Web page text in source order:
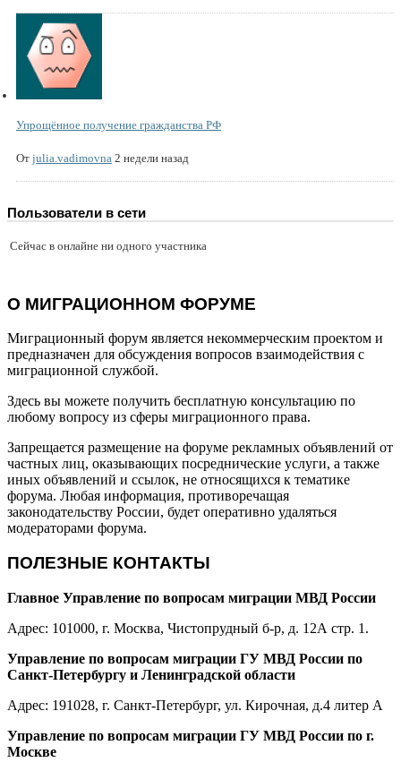
Упрощённое получение гражданства РФ
От julia.vadimovna 2 недели назад
Пользователи в сети
Сейчас в онлайне ни одного участника
О МИГРАЦИОННОМ ФОРУМЕ
Миграционный форум является некоммерческим проектом и
предназначен для обсуждения вопросов взаимодействия с
миграционной службой.
Здесь вы можете получить бесплатную консультацию по
любому вопросу из сферы миграционного права.
Запрещается размещение на форуме рекламных объявлений от
частных лиц, оказывающих посреднические услуги, а также
иных объявлений и ссылок, не относящихся к тематике
форума. Любая информация, противоречащая
законодательству России, будет оперативно удаляться
модераторами форума.
ПОЛЕЗНЫЕ КОНТАКТЫ
Главное Управление по вопросам миграции МВД России
Адрес: 101000, г. Москва, Чистопрудный б-р, д. 12А стр. 1.
Управление по вопросам миграции ГУ МВД России по
Санкт-Петербургу и Ленинградской области
Адрес: 191028, г. Санкт-Петербург, ул. Кирочная, д.4 литер А
Управление по вопросам миграции ГУ МВД России по г.
Москве